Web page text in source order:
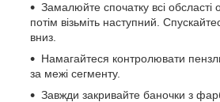
Замалюйте спочатку всі обсласті
потім візьміть наступний.
вниз.
Намагайтеся контролювати
за межі сегменту.
Завжди закривайте баночки з